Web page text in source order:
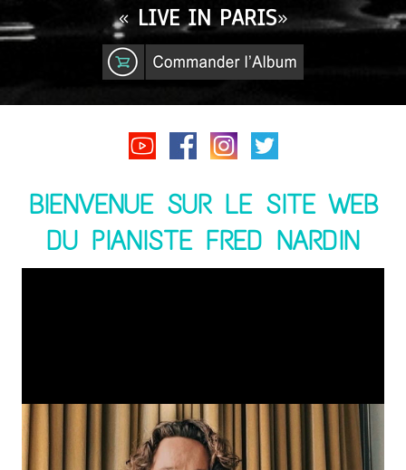
« LIVE IN PARIS»
BIENVENUE SUR LE SITE WEB
DU PIANISTE FRED NARDIN